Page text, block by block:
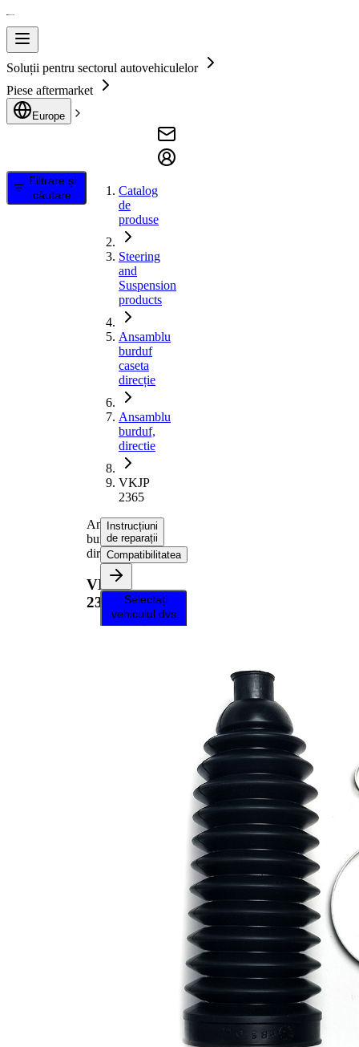
Soluții pentru sectorul autovehiculelor
Piese aftermarket
Europe
Filtrare și
căutare
Catalog
de
produse
Steering
and
Suspension
products
Ansamblu
burduf
caseta
direcție
Ansamblu
burduf,
directie
VKJP
2365
Ansamblu
burduf,
directie
VKJP
2365
Instrucțiuni
de reparații
Compatibilitatea
Selectați
vehiculul dvs.
pentru a